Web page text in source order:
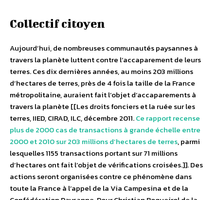
Collectif citoyen
Aujourd’hui, de nombreuses communautés paysannes à
travers la planète luttent contre l’accaparement de leurs
terres. Ces dix dernières années, au moins 203 millions
d’hectares de terres, près de 4 fois la taille de la France
métropolitaine, auraient fait l’objet d’accaparements à
travers la planète [[Les droits fonciers et la ruée sur les
terres, IIED, CIRAD, ILC, décembre 2011.Ce rapport recense
plus de 2000 cas de transactions à grande échelle entre
2000 et 2010 sur 203 millions d’hectares de terres, parmi
lesquelles 1155 transactions portant sur 71 millions
d’hectares ont fait l’objet de vérifications croisées.]]. Des
actions seront organisées contre ce phénomène dans
toute la France à l’appel de la Via Campesina et de la